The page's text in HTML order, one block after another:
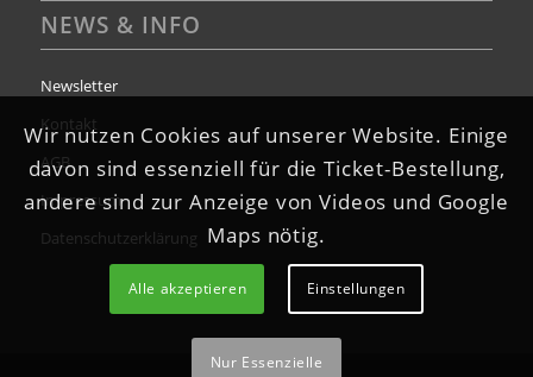
NEWS & INFO
Newsletter
Kontakt
AGB
Impressum
Datenschutzerklärung
Wir nutzen Cookies auf unserer Website. Einige
davon sind essenziell für die Ticket-Bestellung,
andere sind zur Anzeige von Videos und Google
Maps nötig.
Alle akzeptieren Einstellungen
Nur Essenzielle